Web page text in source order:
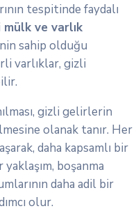
tespitinde faydalı
mülk ve varlık
sahip olduğu
varlıklar, gizli
gizli gelirlerin
olanak tanır. Her
daha kapsamlı bir
boşanma
daha adil bir
olur.